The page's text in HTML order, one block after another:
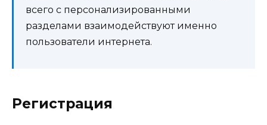
всего с персонализированными
разделами взаимодействуют именно
пользователи интернета.
Регистрация